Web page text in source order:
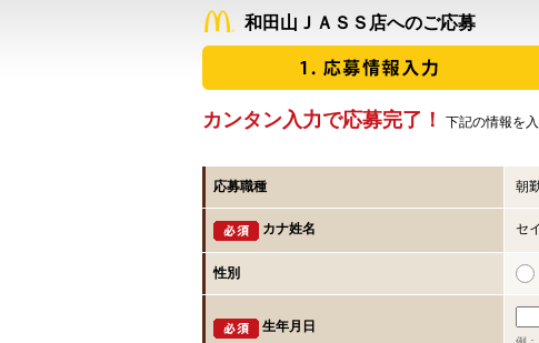
和田山ＪＡＳＳ店へのご応募
カンタン入力で応募完了！ 下記の情報を
応募職種 朝
カナ姓名 セ
性別
生年月日